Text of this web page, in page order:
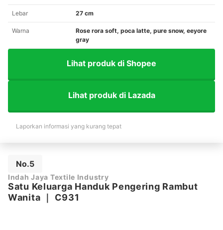
Lebar 27 cm
Warna
Rose rora soft, poca latte, pure snow, eeyore
gray
Lihat produk di Shopee
Lihat produk di Lazada
Laporkan informasi yang kurang tepat
No.5
Indah Jaya Textile Industry
Satu Keluarga Handuk Pengering Rambut
Wanita
C931